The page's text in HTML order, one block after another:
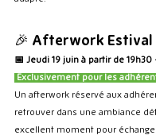
🎉 Afterwork Estival
📅 Jeudi 19 juin à partir de
Exclusivement pour les
Un afterwork réservé aux
retrouver dans une ambiance
excellent moment pour